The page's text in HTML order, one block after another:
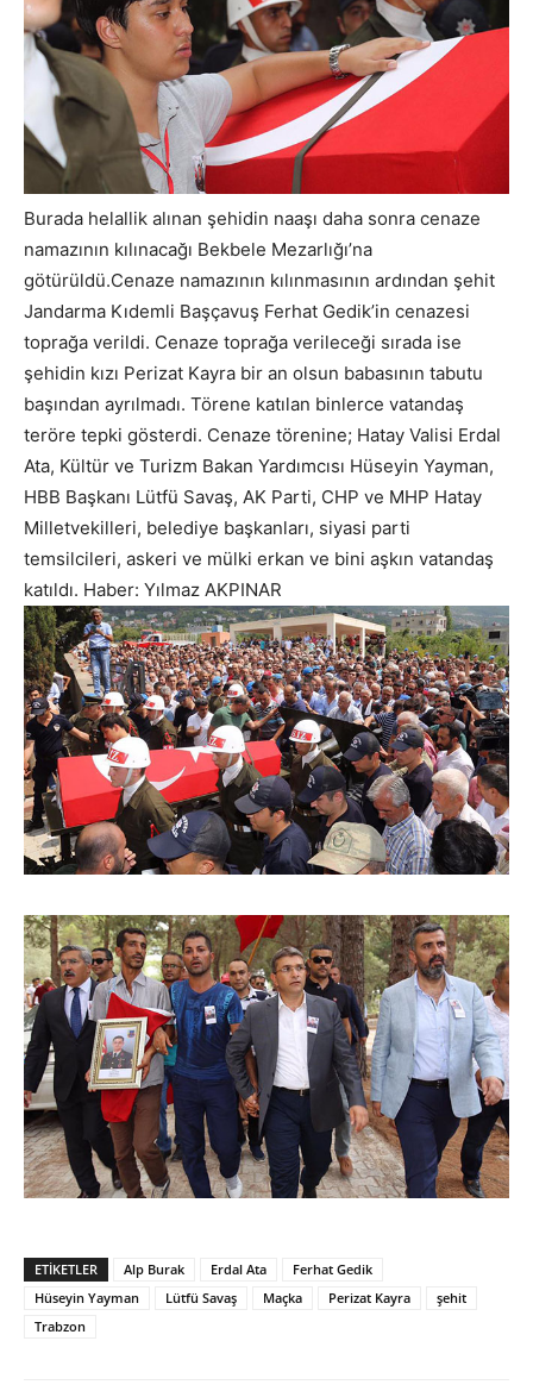
Burada helallik alınan şehidin naaşı daha sonra cenaze
namazının kılınacağı Bekbele Mezarlığı’na
götürüldü.Cenaze namazının kılınmasının ardından şehit
Jandarma Kıdemli Başçavuş Ferhat Gedik’in cenazesi
toprağa verildi. Cenaze toprağa verileceği sırada ise
şehidin kızı Perizat Kayra bir an olsun babasının tabutu
başından ayrılmadı. Törene katılan binlerce vatandaş
teröre tepki gösterdi. Cenaze törenine; Hatay Valisi Erdal
Ata, Kültür ve Turizm Bakan Yardımcısı Hüseyin Yayman,
HBB Başkanı Lütfü Savaş, AK Parti, CHP ve MHP Hatay
Milletvekilleri, belediye başkanları, siyasi parti
temsilcileri, askeri ve mülki erkan ve bini aşkın vatandaş
katıldı. Haber: Yılmaz AKPINAR
ETIKETLER Alp Burak Erdal Ata
Ferhat Gedik
Hüseyin Yayman
Lütfü Savaş Maçka Perizat Kayra
şehit
Trabzon